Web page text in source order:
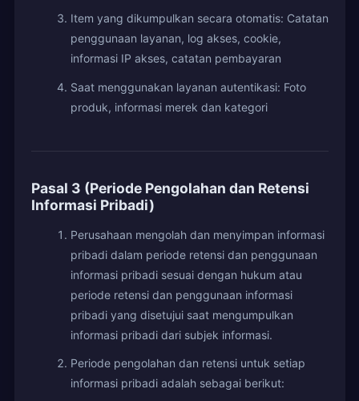
Item yang dikumpulkan secara otomatis: Catatan
penggunaan layanan, log akses, cookie,
informasi IP akses, catatan pembayaran
Saat menggunakan layanan autentikasi: Foto
produk, informasi merek dan kategori
Pasal 3 (Periode Pengolahan dan Retensi
Informasi Pribadi)
Perusahaan mengolah dan menyimpan informasi
pribadi dalam periode retensi dan penggunaan
informasi pribadi sesuai dengan hukum atau
periode retensi dan penggunaan informasi
pribadi yang disetujui saat mengumpulkan
informasi pribadi dari subjek informasi.
Periode pengolahan dan retensi untuk setiap
informasi pribadi adalah sebagai berikut: